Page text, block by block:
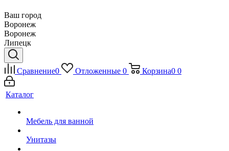
Ваш город
Воронеж
Воронеж
Липецк
Сравнение0 Отложенные 0 Корзина0 0
Каталог
Мебель для ванной
Унитазы